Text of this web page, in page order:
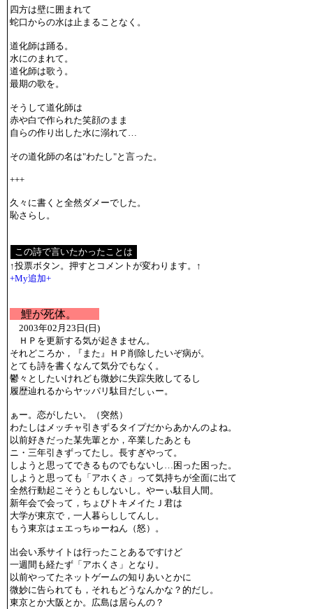
四方は壁に囲まれて
蛇口からの水は止まることなく。
道化師は踊る。
水にのまれて。
道化師は歌う。
最期の歌を。
そうして道化師は
赤や白で作られた笑顔のまま
自らの作り出した水に溺れて…
その道化師の名は"わたし"と言った。
+++
久々に書くと全然ダメーでした。
恥さらし。
↑投票ボタン。押すとコメントが変わります。↑
+My追加+
鯉が死体。
2003年02月23日(日)
ＨＰを更新する気が起きません。
それどころか，『また』ＨＰ削除したいぞ病が。
とても詩を書くなんて気分でもなく。
鬱々としたいけれども微妙に失踪失敗してるし
履歴辿れるからヤッパリ駄目だしぃー。
ぁー。恋がしたい。（突然）
わたしはメッチャ引きずるタイプだからあかんのよね。
以前好きだった某先輩とか，卒業したあとも
ニ・三年引きずってたし。長すぎやって。
しようと思ってできるものでもないし…困った困った。
しようと思っても「アホくさ」って気持ちが全面に出て
全然行動起こそうともしないし。やーぃ駄目人間。
新年会で会って，ちょびトキメイたＪ君は
大学が東京で，一人暮らししてんし。
もう東京はェエっちゅーねん（怒）。
出会い系サイトは行ったことあるですけど
一週間も経たず「アホくさ」となり。
以前やってたネットゲームの知りあいとかに
微妙に告られても，それもどうなんかな？的だし。
東京とか大阪とか。広島は居らんの？